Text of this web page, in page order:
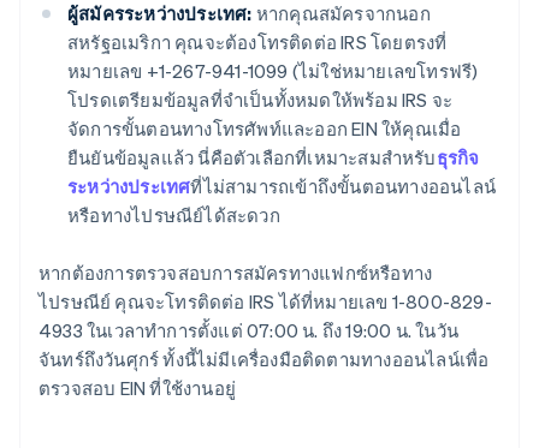
ผู้สมัครระหว่างประเทศ: หากคุณสมัครจากนอก
สหรัฐอเมริกา คุณจะต้องโทรติดต่อ IRS โดยตรงที่
หมายเลข +1-267-941-1099 (ไม่ใช่หมายเลขโทรฟรี)
โปรดเตรียมข้อมูลที่จำเป็นทั้งหมดให้พร้อม IRS จะ
จัดการขั้นตอนทางโทรศัพท์และออก EIN ให้คุณเมื่อ
ยืนยันข้อมูลแล้ว นี่คือตัวเลือกที่เหมาะสมสำหรับธุรกิจ
ระหว่างประเทศที่ไม่สามารถเข้าถึงขั้นตอนทางออนไลน์
หรือทางไปรษณีย์ได้สะดวก
หากต้องการตรวจสอบการสมัครทางแฟกซ์หรือทาง
ไปรษณีย์ คุณจะโทรติดต่อ IRS ได้ที่หมายเลข 1-800-829-
4933 ในเวลาทำการตั้งแต่ 07:00 น. ถึง 19:00 น. ในวัน
จันทร์ถึงวันศุกร์ ทั้งนี้ไม่มีเครื่องมือติดตามทางออนไลน์เพื่อ
ตรวจสอบ EIN ที่ใช้งานอยู่